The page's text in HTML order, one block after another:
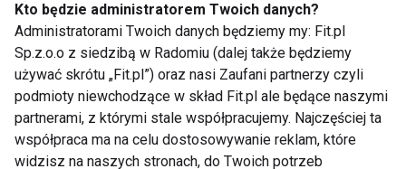
sposób znaczący od konwencjonalnej, a jej wyższa
cena to wyłącznie zabieg marketingowy.
Tymczasem warto rozwiać wątpliwości
konsumentów i podkreślić fakt, iż produkty
ekologiczne powstają według ściśle określonych
standardów, w oparciu o rygorystyczne normy – są
Kto będzie administratorem Twoich danych?
Administratorami Twoich danych będziemy my: Fit.pl
Sp.z.o.o z siedzibą w Radomiu (dalej także będziemy
używać skrótu „Fit.pl”) oraz nasi Zaufani partnerzy czyli
podmioty niewchodzące w skład Fit.pl ale będące naszymi
partnerami, z którymi stale współpracujemy. Najczęściej ta
współpraca ma na celu dostosowywanie reklam, które
widzisz na naszych stronach, do Twoich potrzeb